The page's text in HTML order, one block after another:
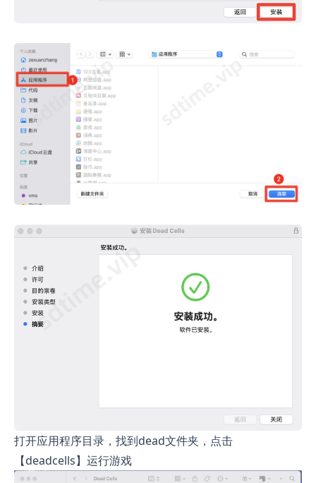
打开应用程序目录，找到dead文件夹，点击
【deadcells】运行游戏